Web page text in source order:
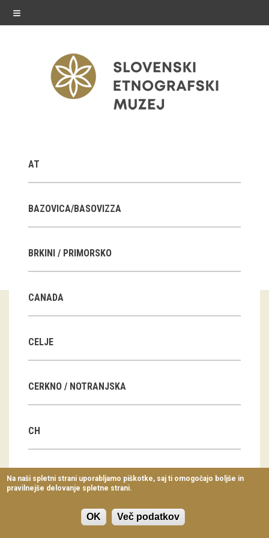
≡
Stalne razstave
Občasne razstave
E-razstave
Arhiv razstav
dogodki
Predavanja
Delavnice
Vodeni ogledi
AT
BAZOVICA/BASOVIZZA
BRKINI / PRIMORSKO
CANADA
CELJE
CERKNO / NOTRANJSKA
CH
CN
Na naši spletni strani uporabljamo piškotke, saj ti omogočajo boljše in
pravilnejše delovanje spletne strani.
OK Več podatkov